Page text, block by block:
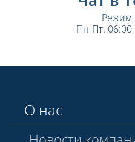
Режим
Пн-Пт.
О нас